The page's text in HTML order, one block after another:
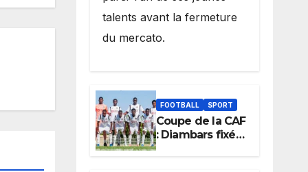
talents avant la fermeture
du mercato.
FOOTBALL SPORT
Coupe de la CAF
: Diambars fixé
sur son destin